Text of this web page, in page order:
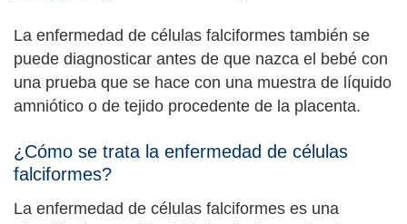
La enfermedad de células falciformes también se
puede diagnosticar antes de que nazca el bebé con
una prueba que se hace con una muestra de líquido
amniótico o de tejido procedente de la placenta.
¿Cómo se trata la enfermedad de células
falciformes?
La enfermedad de células falciformes es una